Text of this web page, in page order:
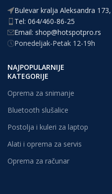
Bulevar kralja Aleksandra
Tel: 064/460-86-25
Email: shop@hotspotpro.rs
Ponedeljak-Petak 12-19h
NAJPOPULARNIJE
KATEGORIJE
Oprema za snimanje
Bluetooth slušalice
Postolja i kuleri za laptop
Alati i oprema za servis
Oprema za računar